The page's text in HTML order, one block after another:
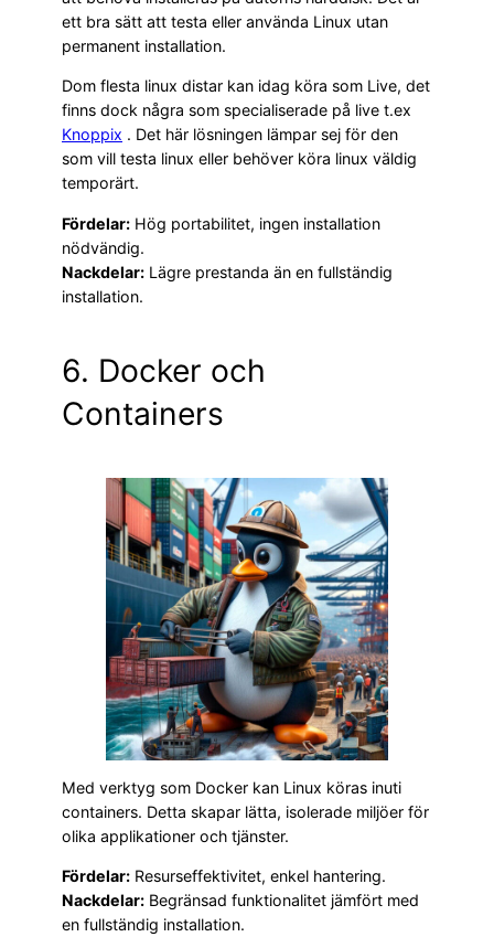
ett bra sätt att testa eller använda Linux utan
permanent installation.
Dom flesta linux distar kan idag köra som Live, det
finns dock några som specialiserade på live t.ex
Knoppix . Det här lösningen lämpar sej för den
som vill testa linux eller behöver köra linux väldig
temporärt.
Fördelar: Hög portabilitet, ingen installation
nödvändig.
Nackdelar: Lägre prestanda än en fullständig
installation.
6. Docker och
Containers
Med verktyg som Docker kan Linux köras inuti
containers. Detta skapar lätta, isolerade miljöer för
olika applikationer och tjänster.
Fördelar: Resurseffektivitet, enkel hantering.
Nackdelar: Begränsad funktionalitet jämfört med
en fullständig installation.